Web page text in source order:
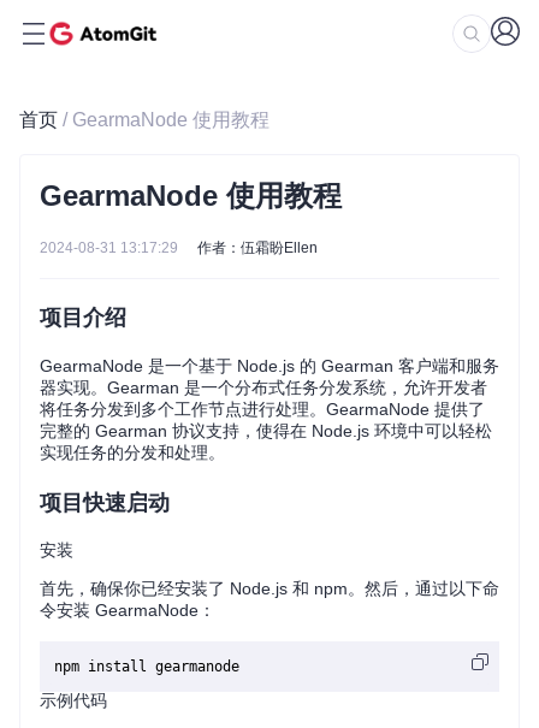
首页 / GearmaNode 使用教程
GearmaNode 使用教程
2024-08-31 13:17:29 作者：伍霜盼Ellen
项目介绍
GearmaNode 是一个基于 Node.js 的 Gearman 客户端和服务
器实现。Gearman 是一个分布式任务分发系统，允许开发者
将任务分发到多个工作节点进行处理。GearmaNode 提供了
完整的 Gearman 协议支持，使得在 Node.js 环境中可以轻松
实现任务的分发和处理。
项目快速启动
安装
首先，确保你已经安装了 Node.js 和 npm。然后，通过以下命
令安装 GearmaNode：
示例代码